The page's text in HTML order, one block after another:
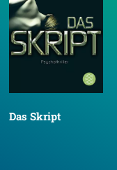
Das Skript